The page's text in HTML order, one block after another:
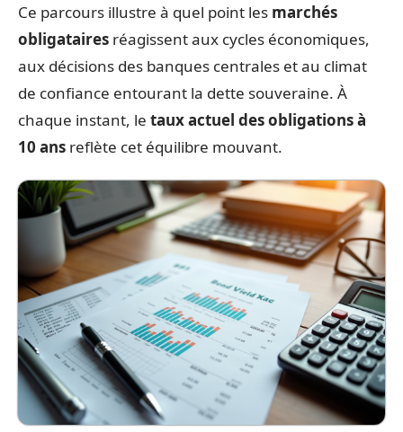
Ce parcours illustre à quel point les marchés
obligataires réagissent aux cycles économiques,
aux décisions des banques centrales et au climat
de confiance entourant la dette souveraine. À
chaque instant, le taux actuel des obligations à
10 ans reflète cet équilibre mouvant.